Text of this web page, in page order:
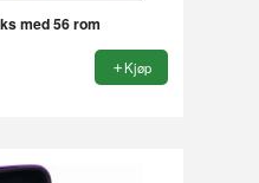
med 56 rom
Kjøp